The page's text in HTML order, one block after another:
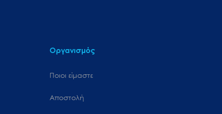
Οργανισμός
Ποιοι είμαστε
Αποστολή